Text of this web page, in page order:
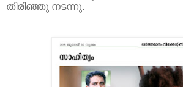
തിരിഞ്ഞു നടന്നു.